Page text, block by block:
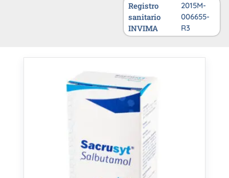
Registro
sanitario
INVIMA
2015M-
006655-
R3